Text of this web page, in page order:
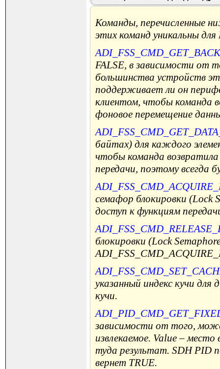
Команды, перечисленные
этих команд уникальны для
FALSE, в зависимости от
большинства устройств
поддерживает ли он
клиентом, чтобы команда
фоновое перемещение
байтах) для каждого
чтобы команда
передачи, поэтому всегда
семафор блокировки (Lock
доступ к функциям
блокировки (Lock
указанный индекс кучи для
кучи.
зависимости от того,
извлекаемое. Value –
туда результат. SDH PID
вернет TRUE.